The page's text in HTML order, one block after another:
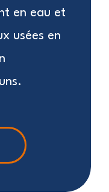
en eau et
usées en